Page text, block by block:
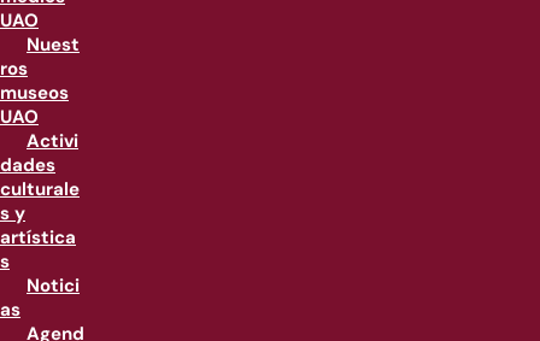
UAO
Nuest
ros
museos
UAO
Activi
dades
culturale
s y
artística
s
Notici
as
Agend